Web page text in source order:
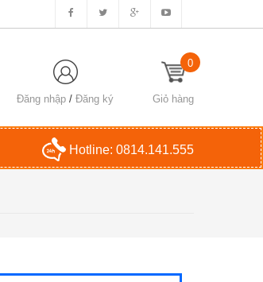
Đăng nhập /Đăng ký Giỏ hàng
0
Hotline: 0814.141.555